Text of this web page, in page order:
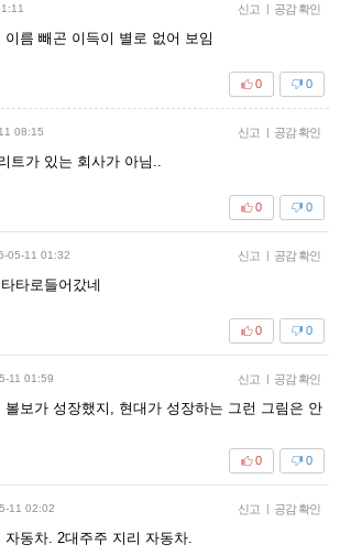
신고 | 공감 확인
름 빼곤 이득이 별로 없어 보임
0
0
08:15 신고 | 공감 확인
트가 있는 회사가 아님..
0
0
05-11 01:32 신고 | 공감 확인
타로들어갔네
0
0
11 01:59 신고 | 공감 확인
볼보가 성장했지, 현대가 성장하는 그런 그림은 안
0
0
11 02:02 신고 | 공감 확인
동차. 2대주주 지리 자동차.